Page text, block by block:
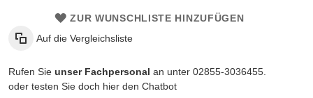
ZUR WUNSCHLISTE HINZUFÜGEN
Auf die Vergleichsliste
Rufen Sie unser Fachpersonal an unter 02855-3036455.
oder testen Sie doch hier den Chatbot